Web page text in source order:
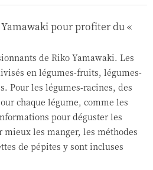
pour profiter du «
de Riko Yamawaki. Les
en légumes-fruits, légumes-
Pour les légumes-racines, des
chaque légume, comme les
pour déguster les
mieux les manger, les méthodes
de pépites y sont incluses